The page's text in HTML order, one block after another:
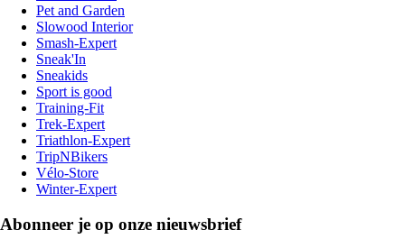
Pet and Garden
Slowood Interior
Smash-Expert
Sneak'In
Sneakids
Sport is good
Training-Fit
Trek-Expert
Triathlon-Expert
TripNBikers
Vélo-Store
Winter-Expert
Abonneer je op onze nieuwsbrief